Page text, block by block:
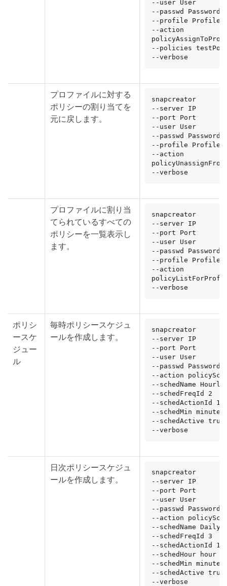
--user User
--passwd Password
--profile Profile
--action
--policies
--verbose
プロファイルに対する
ポリシーの割り当てを
元に戻します。
snapcreator
--server IP
--port Port
--user User
--passwd Password
--profile Profile
--action
--verbose
プロファイルに割り当
てられているすべての
ポリシーを一覧表示し
ます。
snapcreator
--server IP
--port Port
--user User
--passwd Password
--profile Profile
--action
--verbose
ポリシ
ースケ
ジュー
ル
毎時ポリシースケジュ
ールを作成します。
snapcreator
--server IP
--port Port
--user User
--passwd Password
--action
--schedName
--schedFreqId 2
--schedActionId 1
--schedMin minute
--schedActive true
--verbose
日次ポリシースケジュ
ールを作成します。
snapcreator
--server IP
--port Port
--user User
--passwd Password
--action
--schedName
--schedFreqId 3
--schedActionId 1
--schedHour hour
--schedMin minute
--schedActive true
--verbose